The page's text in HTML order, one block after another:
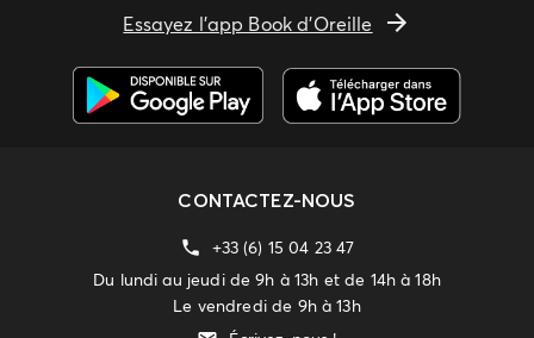
Essayez l'app Book d'Oreille
CONTACTEZ-NOUS
+33 (6) 15 04 23 47
Du lundi au jeudi de 9h à 13h et de 14h à 18h
Le vendredi de 9h à 13h